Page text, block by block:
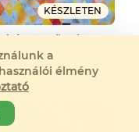
KÉSZLETEN
háromszögek -
gyöngyvászon
Ft
a
élmény